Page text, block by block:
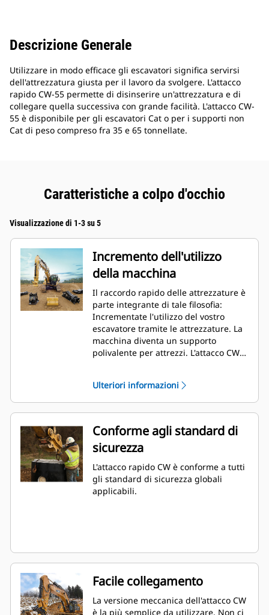
Descrizione Generale
Utilizzare in modo efficace gli escavatori significa servirsi
dell'attrezzatura giusta per il lavoro da svolgere. L'attacco
rapido CW-55 permette di disinserire un'attrezzatura e di
collegare quella successiva con grande facilità. L'attacco CW-
55 è disponibile per gli escavatori Cat o per i supporti non
Cat di peso compreso fra 35 e 65 tonnellate.
Caratteristiche a colpo d'occhio
Visualizzazione di 1-3 su 5
Incremento dell'utilizzo
della macchina
Il raccordo rapido delle attrezzature è
parte integrante di tale filosofia:
Incrementate l'utilizzo del vostro
escavatore tramite le attrezzature. La
macchina diventa un supporto
polivalente per attrezzi. L'attacco CW è
40 anni. Esso è intercambiabile tra
macchine di classi diverse ed è stato
progettato per l'uso con oltre 700
diverse macchine, sia Cat che non Cat.
Ulteriori informazioni
Conforme agli standard di
sicurezza
L'attacco rapido CW è conforme a tutti
gli standard di sicurezza globali
applicabili.
Facile collegamento
La versione meccanica dell'attacco CW
è la più semplice da utilizzare. Non ci